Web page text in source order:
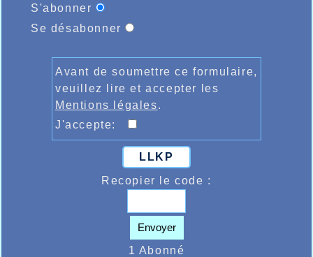
S'abonner
Se désabonner
Avant de soumettre ce formulaire,
veuillez lire et accepter les
Mentions légales.
J'accepte:
LLKP
Recopier le code :
Envoyer
1 Abonné